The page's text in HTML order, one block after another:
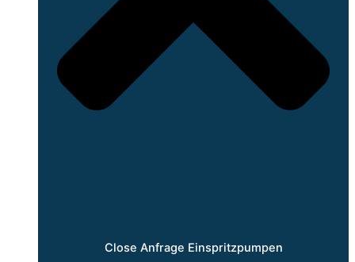
Close Anfrage Einspritzpumpen